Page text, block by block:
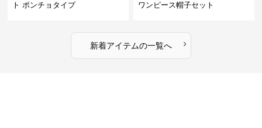
ト ポンチョタイプ
ワンピース帽子セット
新着アイテムの一覧へ ›